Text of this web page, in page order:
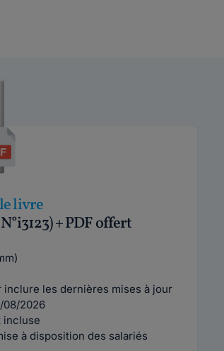
livre
+ PDF offert
inclure les dernières mises à jour
08/2026
incluse
à disposition des salariés